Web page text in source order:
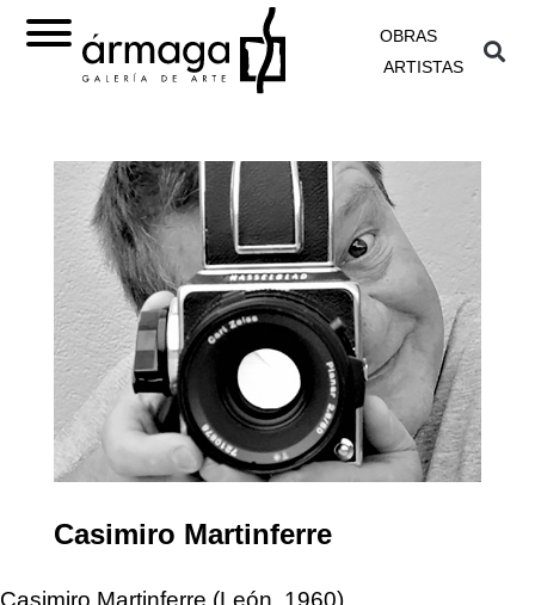
OBRAS
ARTISTAS
Casimiro Martinferre
Casimiro Martinferre (León. 1960)